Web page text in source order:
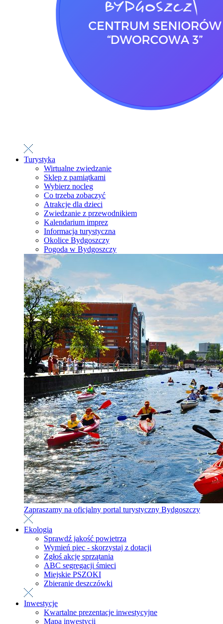
Turystyka
Wirtualne zwiedzanie
Sklep z pamiątkami
Wybierz nocleg
Co trzeba zobaczyć
Atrakcje dla dzieci
Zwiedzanie z przewodnikiem
Kalendarium imprez
Informacja turystyczna
Okolice Bydgoszczy
Pogoda w Bydgoszczy
Zapraszamy na oficjalny portal turystyczny Bydgoszczy
Ekologia
Sprawdź jakość powietrza
Wymień piec - skorzystaj z dotacji
Zgłoś akcję sprzątania
ABC segregacji śmieci
Miejskie PSZOKI
Zbieranie deszczówki
Inwestycje
Kwartalne prezentacje inwestycyjne
Mapa inwestycji